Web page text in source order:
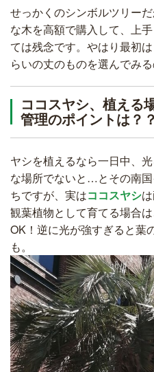
せっかくのシンボルツリー
な木を高額で購入して、上
ては残念です。やはり最初
らいの丈のものを選んでみる
ココスヤシ、植える
管理のポイントは？？
ヤシを植えるなら一日中、
な場所でないと…とその南
ちですが、実はココスヤシ
観葉植物として育てる場合
OK！逆に光が強すぎると葉
も。